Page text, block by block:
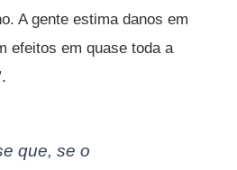
A gente estima danos em
efeitos em quase toda a
que, se o